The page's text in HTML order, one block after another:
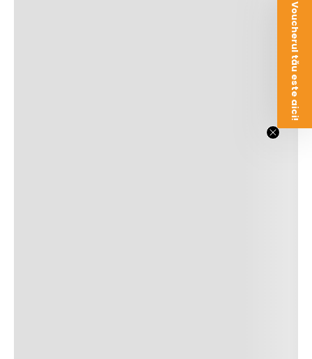
Voucherul tău este aici!